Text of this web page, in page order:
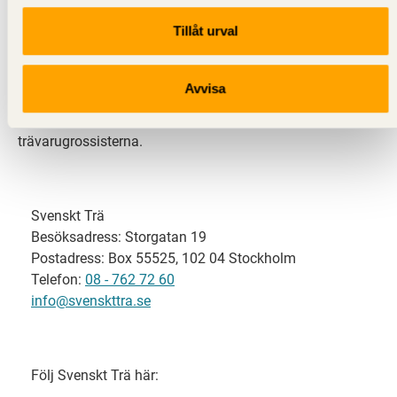
Tillåt urval
Avvisa
Svenskt Trä representerar svensk sågverksindustri
och är en del av branschorganisationen
svensk limträ-, KL-trä- och förpackningsindustri samt
trävarugrossisterna.
Svenskt Trä
Besöksadress: Storgatan 19
Postadress: Box 55525, 102 04 Stockholm
Telefon: 08 - 762 72 60
info@svenskttra.se
Följ Svenskt Trä här: